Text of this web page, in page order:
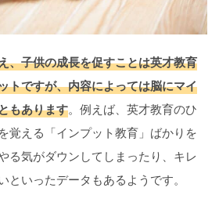
、子供の成長を促すことは英才教育
トですが、内容によっては脳にマイ
もあります。例えば、英才教育のひ
覚える「インプット教育」ばかりを
る気がダウンしてしまったり、キレ
といったデータもあるようです。